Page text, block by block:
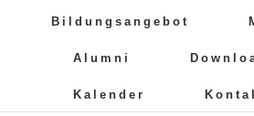
Bildungsangebot
Alumni
Kalender